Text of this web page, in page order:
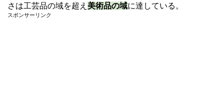
さは工芸品の域を超え 美術品の域に達している。
スポンサーリンク